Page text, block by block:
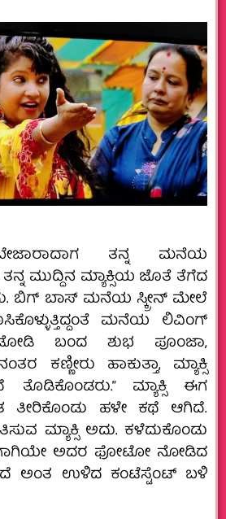
ತನ್ನ ಮನೆಯ
ತನ್ನ ಮುದ್ದಿನ ಮ್ಯಾಕ್ಸಿಯ ಜೊತೆ ತೆಗೆದ
ಬಿಗ್‌ ಬಾಸ್‌ ಮನೆಯ ಸ್ಕ್ರೀನ್‌ ಮೇಲೆ
ಮನೆಯ ಲಿವಿಂಗ್‌
ಬಂದ ಶುಭ ಪೂಂಜಾ,
ಕಣ್ಣೀರು ಹಾಕುತ್ತಾ, ಮ್ಯಾಕ್ಸಿ
ಮ್ಯಾಕ್ಸಿ ಈಗ
ತೀರಿಕೊಂಡು ಹಳೇ ಕಥೆ ಆಗಿದೆ.
ಮ್ಯಾಕ್ಸಿ ಅದು. ಕಳೆದುಕೊಂಡು
ಅದರ ಫೋಟೋ ನೋಡಿದ
ಅಂತ ಉಳಿದ ಕಂಟೆಸ್ಟೆಂಟ್‌ ಬಳಿ